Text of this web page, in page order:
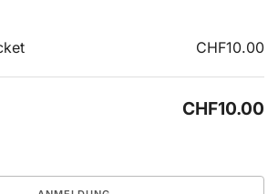
CHF10.00
CHF10.00